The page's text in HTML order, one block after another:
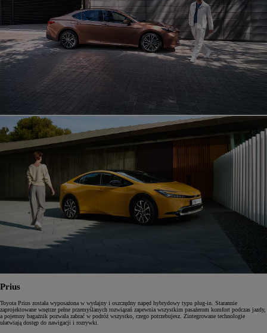
Prius
Toyota Prius została wyposażona w wydajny i oszczędny napęd hybrydowy typu plug-in. Starannie
zaprojektowane wnętrze pełne przemyślanych rozwiązań zapewnia wszystkim pasażerom komfort podczas jazdy,
a pojemny bagażnik pozwala zabrać w podróż wszystko, czego potrzebujesz. Zintegrowane technologie
ułatwiają dostęp do nawigacji i rozrywki.